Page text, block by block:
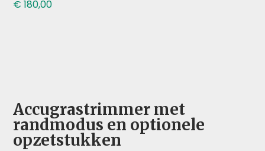
€ 180,00
Accugrastrimmer met
randmodus en optionele
opzetstukken